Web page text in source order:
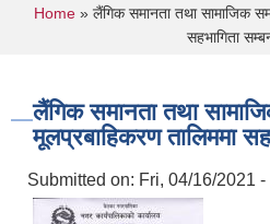
You are here
Home» लैंगिक समानता तथा सामाजिक
सहभागिता
लैंगिक समानता तथा
मूलप्रबाहिकरण तालिममा
Submitted on: Fri, 04/16/2021 -